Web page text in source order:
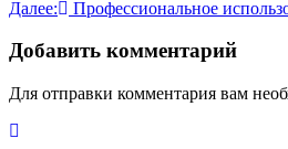
по
записям
Далее:
Профессиональное
Добавить комментарий
Для отправки комментария вам